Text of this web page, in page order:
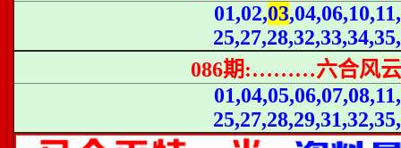
01,02,03
086期:………六合风